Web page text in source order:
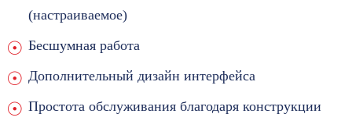
(настраиваемое)
Бесшумная работа
Дополнительный дизайн интерфейса
Простота обслуживания благодаря конструкции